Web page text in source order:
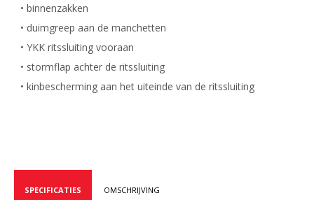
• binnenzakken
• duimgreep aan de manchetten
• YKK ritssluiting vooraan
• stormflap achter de ritssluiting
• kinbescherming aan het uiteinde van de ritssluiting
SPECIFICATIES OMSCHRIJVING